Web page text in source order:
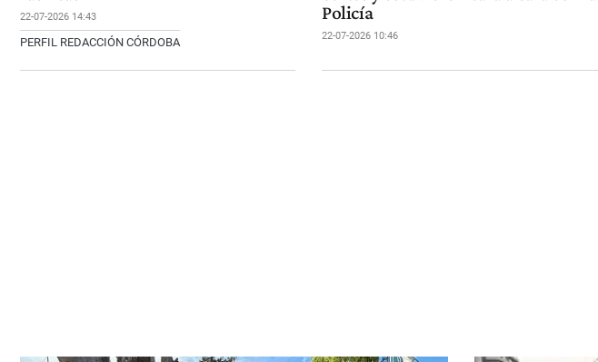
22-07-2026 14:43
PERFIL REDACCIÓN CÓRDOBA
Policía
22-07-2026 10:46